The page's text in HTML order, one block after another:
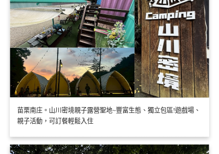
苗栗南庄。山川密境親子露營聖地~豐富生態、獨立包區!遊戲場、
親子活動，可訂餐輕鬆入住